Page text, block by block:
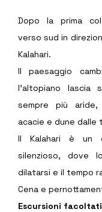
Dopo la prima
verso sud in
Kalahari.
Il paesaggio
l’altopiano lascia
sempre più
acacie e dune dalle
Il Kalahari è un
silenzioso, dove
dilatarsi e il tempo
Cena e
Escursioni